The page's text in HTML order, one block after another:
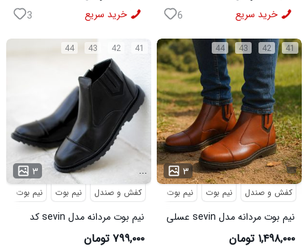
خرید سریع 3 خرید سریع 6
41
42
43
44
۳ ...
کفش و صندل نیم بوت نیم بوت
نیم بوت مردانه مدل sevin کد
6427
۷۹۹,۰۰۰ تومان
41
42
43
44
۳
کفش و صندل نیم بوت نیم بوت مردانه
نیم بوت مردانه مدل sevin عسلی
کد 6426
۱,۴۹۸,۰۰۰ تومان